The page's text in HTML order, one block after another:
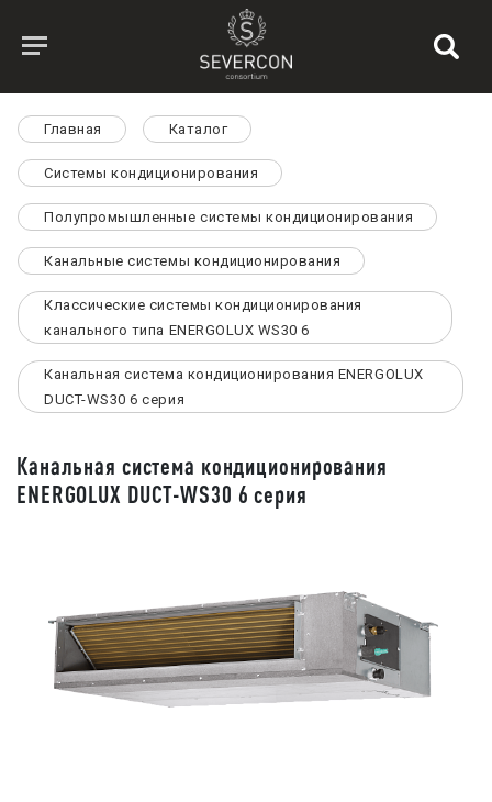
Главная Каталог
Системы кондиционирования
Полупромышленные системы кондиционирования
Канальные системы кондиционирования
Классические системы кондиционирования
канального типа ENERGOLUX WS30 6
Канальная система кондиционирования ENERGOLUX
DUCT-WS30 6 серия
Канальная система кондиционирования
ENERGOLUX DUCT-WS30 6 серия